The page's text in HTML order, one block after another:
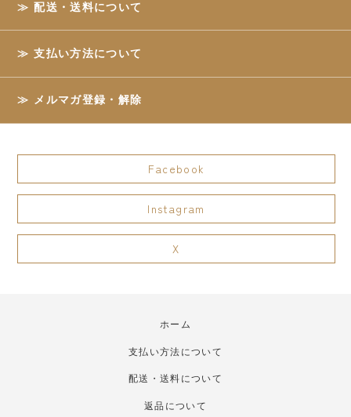
配送・送料について
支払い方法について
メルマガ登録・解除
Facebook
Instagram
X
ホーム
支払い方法について
配送・送料について
返品について